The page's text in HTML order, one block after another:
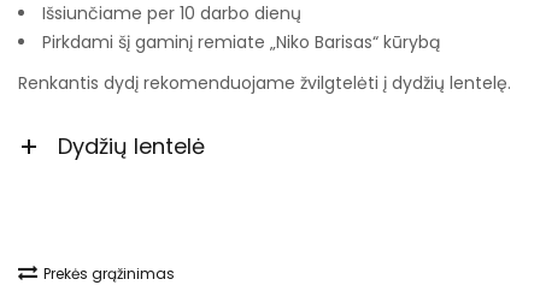
Išsiunčiame per 10 darbo dienų
Pirkdami šį gaminį remiate „Niko Barisas“ kūrybą
Renkantis dydį rekomenduojame žvilgtelėti į dydžių lentelę.
Dydžių lentelė
Prekės grąžinimas